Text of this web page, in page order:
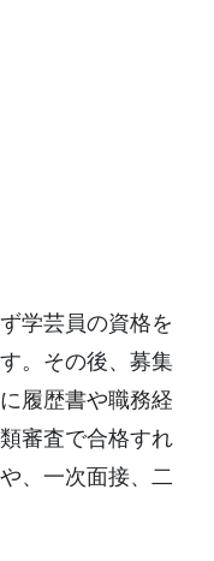
学芸員の資格を
。その後、募集
履歴書や職務経
審査で合格すれ
、一次面接、二